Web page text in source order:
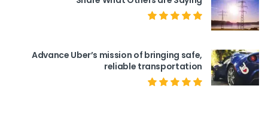
Advance Uber’s mission of bringing safe,
reliable transportation